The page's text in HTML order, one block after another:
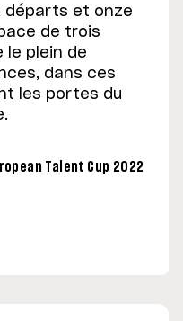
départs et onze
de trois
le plein de
dans ces
les portes du
Talent Cup 2022